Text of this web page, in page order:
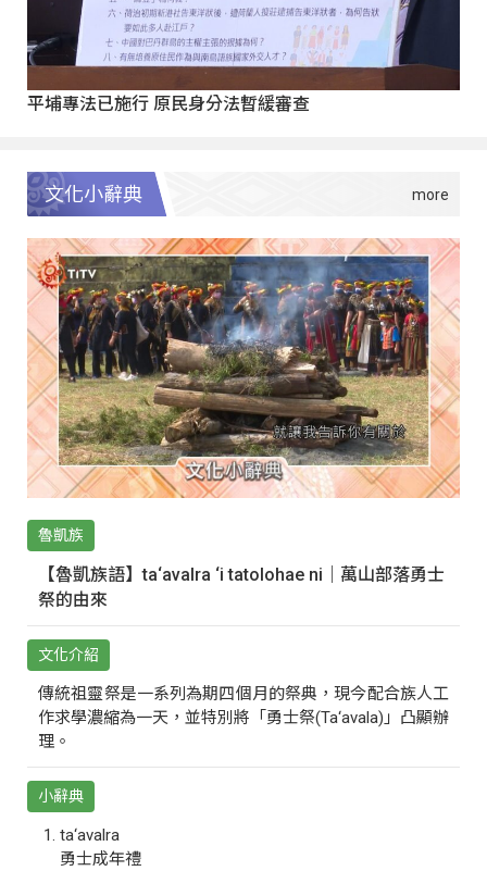
平埔專法已施行 原民身分法暫緩審查
文化小辭典
魯凱族
【魯凱族語】ta‘avalra ‘i tatolohae ni｜萬山部落勇士
祭的由來
文化介紹
傳統祖靈祭是一系列為期四個月的祭典，現今配合族人工
作求學濃縮為一天，並特別將「勇士祭(Ta‘avala)」凸顯辦
理。
小辭典
ta‘avalra
勇士成年禮